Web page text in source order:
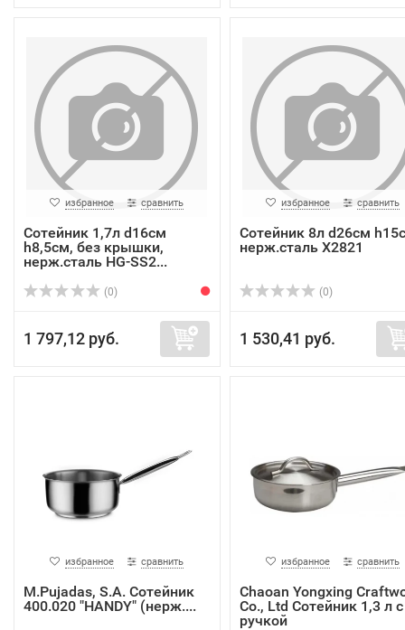
избранное сравнить
Сотейник 1,7л d16см
h8,5см, без крышки,
нерж.сталь HG-SS2...
(0)
1 797,12 руб.
избранное сравнить
Сотейник 8л d26см
нерж.сталь X2821
(0)
1 530,41 руб.
избранное сравнить
M.Pujadas, S.A. Сотейник
400.020 "HANDY" (нерж....
избранное сравнить
Chaoan Yongxing
Co., Ltd Сотейник 1,3 л с
ручкой